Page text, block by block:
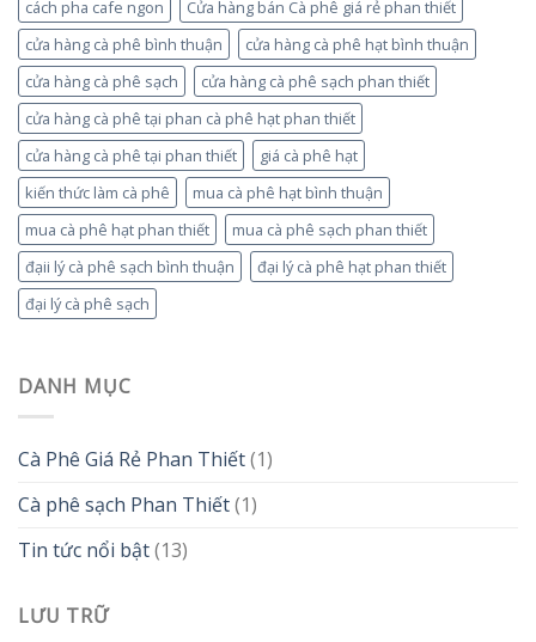
cách pha cafe ngon
Cửa hàng bán Cà phê giá rẻ phan thiết
cửa hàng cà phê bình thuận
cửa hàng cà phê hạt bình thuận
cửa hàng cà phê sạch
cửa hàng cà phê sạch phan thiết
cửa hàng cà phê tại phan cà phê hạt phan thiết
cửa hàng cà phê tại phan thiết
giá cà phê hạt
kiến thức làm cà phê
mua cà phê hạt bình thuận
mua cà phê hạt phan thiết
mua cà phê sạch phan thiết
đạii lý cà phê sạch bình thuận
đại lý cà phê hạt phan thiết
đại lý cà phê sạch
DANH MỤC
Cà Phê Giá Rẻ Phan Thiết(1)
Cà phê sạch Phan Thiết(1)
Tin tức nổi bật(13)
LƯU TRỮ